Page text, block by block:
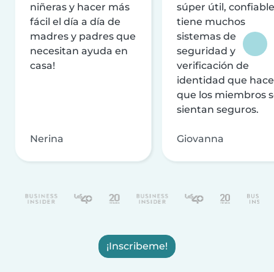
niñeras y hacer más
fácil el día a día de
madres y padres que
necesitan ayuda en
casa!
Nerina
súper útil,
tiene muchos
sistemas de
seguridad y
verificación de
identidad que
que los miembros
sientan seguros.
Giovanna
¡Inscribeme!